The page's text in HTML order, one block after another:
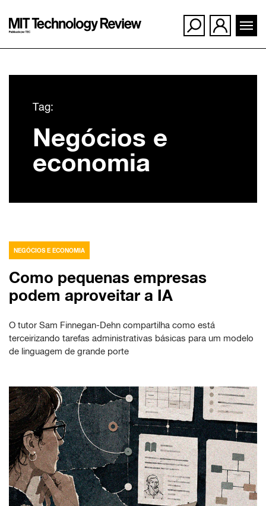
conteúdo
Tag:
Negócios e
economia
NEGÓCIOS E ECONOMIA
Como pequenas empresas
podem aproveitar a IA
O tutor Sam Finnegan-Dehn compartilha como está
terceirizando tarefas administrativas básicas para um modelo
de linguagem de grande porte